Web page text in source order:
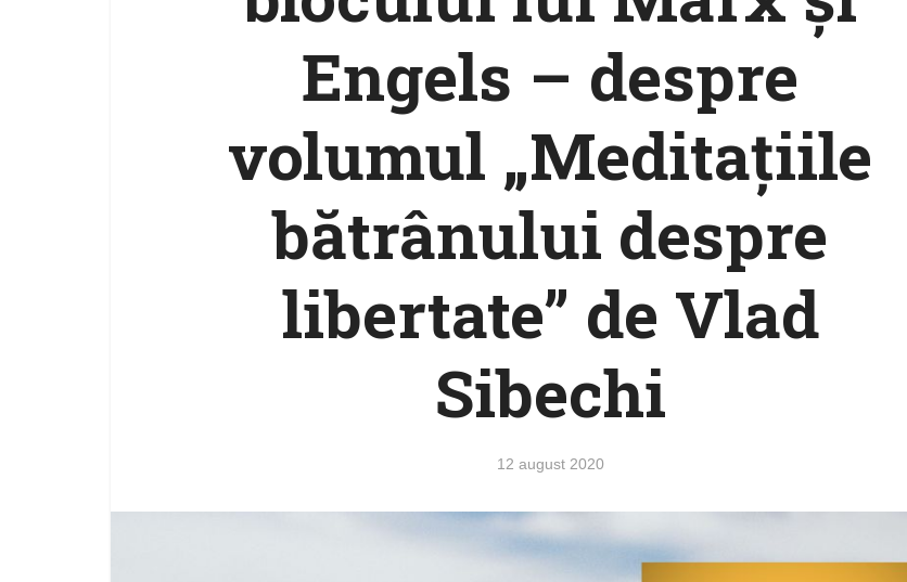
Engels – despre
volumul „Meditaţiile
bătrânului despre
libertate” de Vlad
Sibechi
12 august 2020